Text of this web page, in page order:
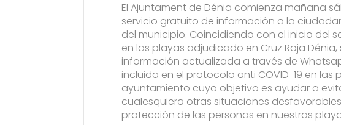
El Ajuntament de Dénia comienza mañana
servicio gratuito de información a la
del municipio. Coincidiendo con el inicio del
en las playas adjudicado en Cruz Roja
información actualizada a través de
incluida en el protocolo anti COVID-19 en
ayuntamiento cuyo objetivo es ayudar a
cualesquiera otras situaciones
protección de las personas en nuestras